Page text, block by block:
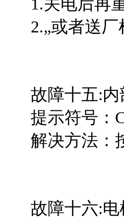
2.„或者送厂
故障十五:内
提示符号：
解决方法：按
故障十六:电